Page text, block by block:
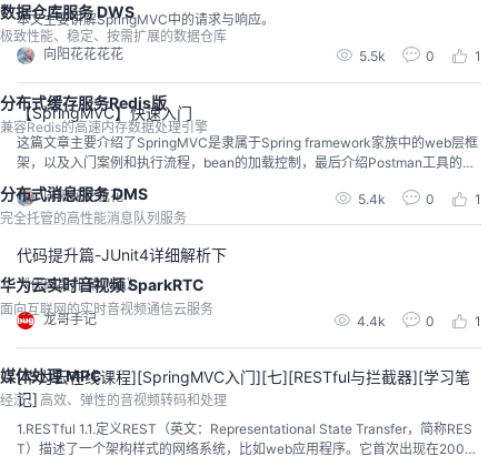
数据仓库服务 DWS
极致性能、稳定、按需扩展的数据仓库
分布式缓存服务Redis版
兼容Redis的高速内存数据处理引擎
分布式消息服务 DMS
完全托管的高性能消息队列服务
华为云实时音视频 SparkRTC
面向互联网的实时音视频通信云服务
媒体处理 MPC
经济、高效、弹性的音视频转码和处理
本文主要讲解SpringMVC中的请求与响应。
向阳花花花花 5.5k 0 1
【SpringMVC】快速入门
这篇文章主要介绍了SpringMVC是隶属于Spring framework家族中的web层框
架，以及入门案例和执行流程，bean的加载控制，最后介绍Postman工具的使
用。
向阳花花花花
5.4k 0 1
代码提升篇-JUnit4详细解析下
《代码提升 第八篇》
龙哥手记 4.4k 0 1
[华为云在线课程][SpringMVC入门][七][RESTful与拦截器][学习笔
记]
1.RESTful 1.1.定义REST（英文：Representational State Transfer，简称RES
T）描述了一个架构样式的网络系统，比如web应用程序。它首次出现在2000